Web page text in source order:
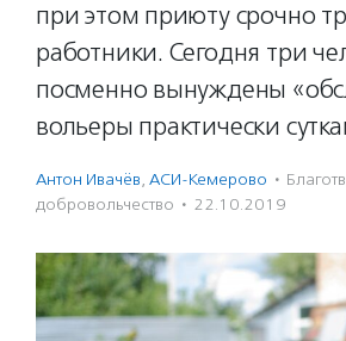
при этом приюту срочно
работники. Сегодня три
посменно вынуждены
вольеры практически
Антон Ивачёв, АСИ-Кемерово ·
доброволь­чест­во · 22.10.2019